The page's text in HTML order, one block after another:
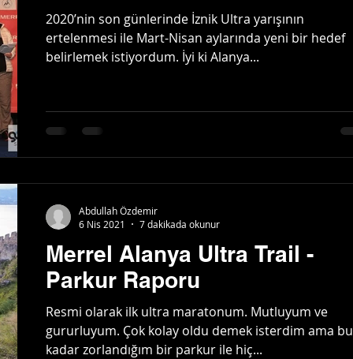
2020’nin son günlerinde İznik Ultra yarışının
ertelenmesi ile Mart-Nisan aylarında yeni bir hedef
belirlemek istiyordum. İyi ki Alanya...
Merrel Alanya Ultra Trail -
Parkur Raporu
Resmi olarak ilk ultra maratonum. Mutluyum ve
gururluyum. Çok kolay oldu demek isterdim ama bu
kadar zorlandığım bir parkur ile hiç...
Abdullah Özdemir
6 Nis 2021
7 dakikada okunur